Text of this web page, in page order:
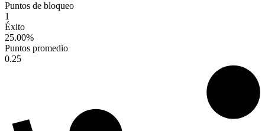
Puntos de bloqueo
1
Éxito
25.00%
Puntos promedio
0.25